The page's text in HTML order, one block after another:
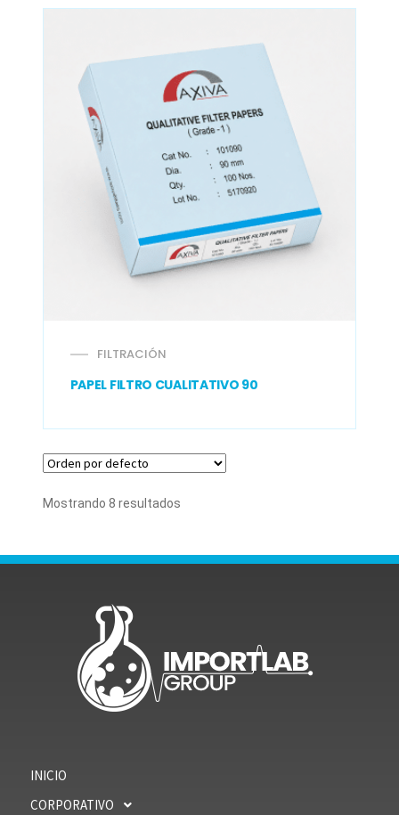
FILTRACIÓN
PAPEL FILTRO CUALITATIVO 90
Mostrando 8 resultados
INICIO
CORPORATIVO